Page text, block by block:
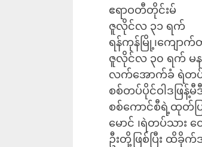
ဧရာဝတီတိုင်းမ်
ဇူလိုင်လ ၃၁ ရက်
ရန်ကုန်မြို့၊ကျော
ဇူလိုင်လ ၃၀ ရက် မန
လက်အောက်ခံ ရဲတပ်
စစ်တပ်ပိုင်ဝါဒဖြန့်
စစ်ကောင်စီရဲ့ထုတ်
မောင် ၊ရဲတပ်သား
ဦးတို့ဖြစ်ပြီး ထိ